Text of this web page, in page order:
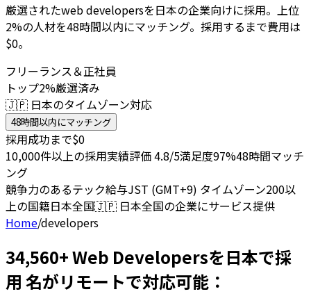
厳選されたweb developersを日本の企業向けに採用。上位
2%の人材を48時間以内にマッチング。採用するまで費用は
$0。
フリーランス＆正社員
トップ2%厳選済み
🇯🇵 日本のタイムゾーン対応
48時間以内にマッチング
採用成功まで$0
10,000件以上の採用実績評価 4.8/5満足度97%48時間マッチ
ング
競争力のあるテック給与JST (GMT+9) タイムゾーン200以
上の国籍日本全国🇯🇵 日本全国の企業にサービス提供
Home/developers
34,560+ Web Developersを日本で採
用 名がリモートで対応可能：